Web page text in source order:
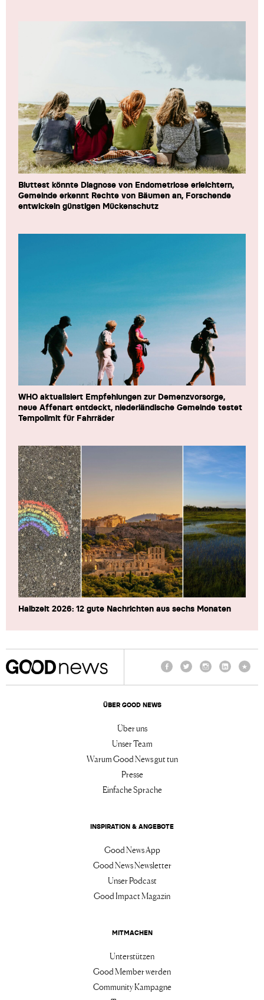
Bluttest könnte Diagnose von Endometriose erleichtern,
Gemeinde erkennt Rechte von Bäumen an, Forschende
entwickeln günstigen Mückenschutz
WHO aktualisiert Empfehlungen zur Demenzvorsorge,
neue Affenart entdeckt, niederländische Gemeinde testet
Tempolimit für Fahrräder
Halbzeit 2026: 12 gute Nachrichten aus sechs Monaten
ÜBER GOOD NEWS
Über uns
Unser Team
Warum Good News gut tun
Presse
Einfache Sprache
INSPIRATION & ANGEBOTE
Good News App
Good News Newsletter
Unser Podcast
Good Impact Magazin
MITMACHEN
Unterstützen
Good Member werden
Community Kampagne